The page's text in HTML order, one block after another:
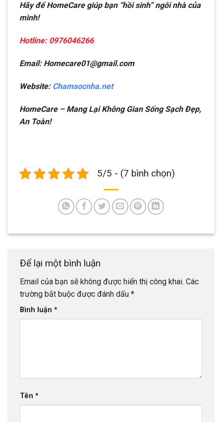
Hãy để HomeCare giúp bạn “hồi sinh” ngôi nhà của
mình!
Hotline: 0976046266
Email: Homecare01@gmail.com
Website: Chamsocnha.net
HomeCare – Mang Lại Không Gian Sống Sạch Đẹp,
An Toàn!
5/5 - (7 bình chọn)
Để lại một bình luận
Email của bạn sẽ không được hiển thị công khai. Các
trường bắt buộc được đánh dấu *
Bình luận *
Tên *